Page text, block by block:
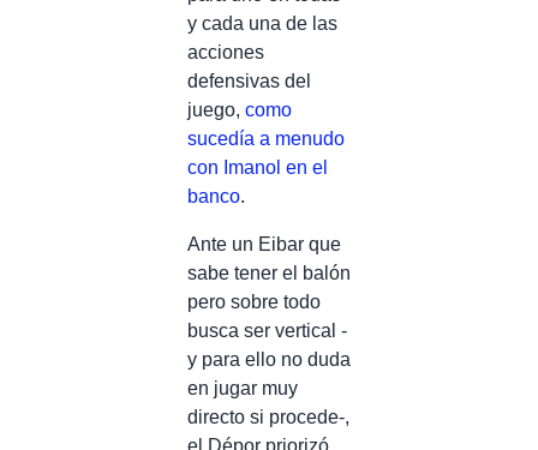
y cada una de las
acciones
defensivas del
juego, como
sucedía a menudo
con Imanol en el
banco.
Ante un Eibar que
sabe tener el balón
pero sobre todo
busca ser vertical -
y para ello no duda
en jugar muy
directo si procede-,
el Dépor priorizó